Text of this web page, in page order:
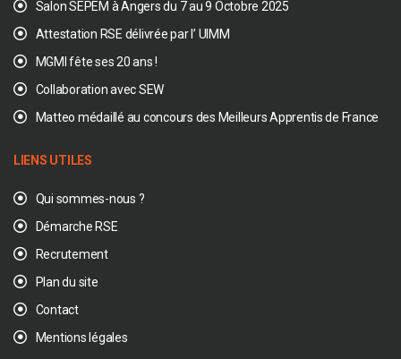
Salon SEPEM à Angers du 7 au 9 Octobre 2025
Attestation RSE délivrée par l’ UIMM
MGMI fête ses 20 ans !
Collaboration avec SEW
Matteo médaillé au concours des Meilleurs Apprentis de France
LIENS UTILES
Qui sommes-nous ?
Démarche RSE
Recrutement
Plan du site
Contact
Mentions légales